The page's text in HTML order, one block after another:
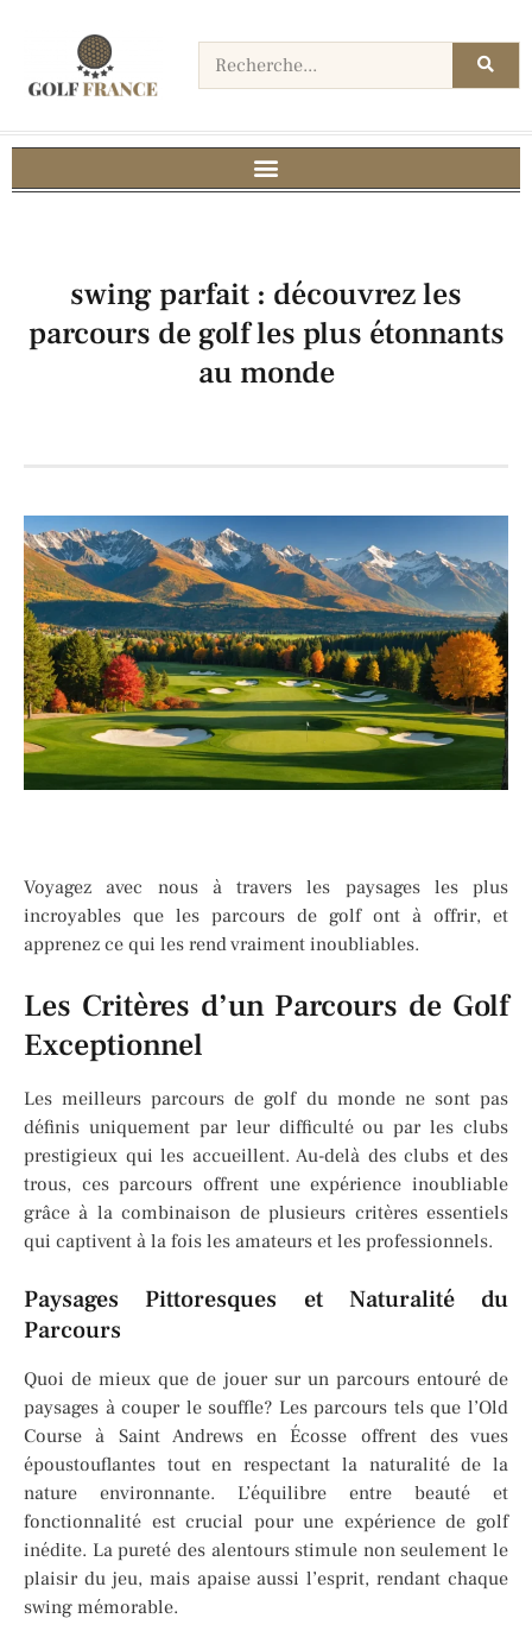
swing parfait : découvrez les
parcours de golf les plus étonnants
au monde
Voyagez avec nous à travers les paysages les plus
incroyables que les parcours de golf ont à offrir, et
apprenez ce qui les rend vraiment inoubliables.
Les Critères d’un Parcours de Golf
Exceptionnel
Les meilleurs parcours de golf du monde ne sont pas
définis uniquement par leur difficulté ou par les clubs
prestigieux qui les accueillent. Au-delà des clubs et des
trous, ces parcours offrent une expérience inoubliable
grâce à la combinaison de plusieurs critères essentiels
qui captivent à la fois les amateurs et les professionnels.
Paysages Pittoresques et Naturalité du
Parcours
Quoi de mieux que de jouer sur un parcours entouré de
paysages à couper le souffle? Les parcours tels que l’Old
Course à Saint Andrews en Écosse offrent des vues
époustouflantes tout en respectant la naturalité de la
nature environnante. L’équilibre entre beauté et
fonctionnalité est crucial pour une expérience de golf
inédite. La pureté des alentours stimule non seulement le
plaisir du jeu, mais apaise aussi l’esprit, rendant chaque
swing mémorable.